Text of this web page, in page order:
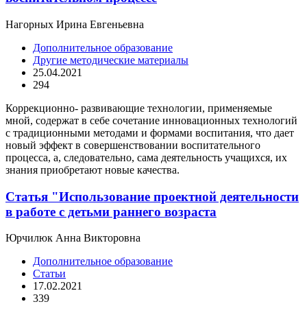
Нагорных Ирина Евгеньевна
Дополнительное образование
Другие методические материалы
25.04.2021
294
Коррекционно- развивающие технологии, применяемые
мной, содержат в себе сочетание инновационных технологий
с традиционными методами и формами воспитания, что дает
новый эффект в совершенствовании воспитательного
процесса, а, следовательно, сама деятельность учащихся, их
знания приобретают новые качества.
Статья "Использование проектной деятельности
в работе с детьми раннего возраста
Юрчилюк Анна Викторовна
Дополнительное образование
Статьи
17.02.2021
339